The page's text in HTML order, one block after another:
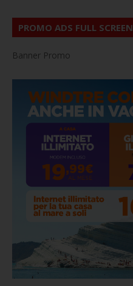
PROMO ADS FULL SCREEN
Banner Promo